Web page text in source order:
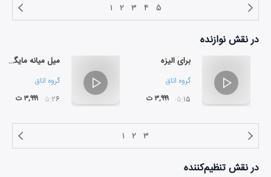
۱ ۲ ۳ ۴ ۵
در نقشنوازنده
برای الیزه
گروه اتاق
۰۵:۱۵ ۳,۹۹۹ ت
میل میانه مایگی
گروه اتاق
۰۵:۲۶ ۳,۹۹۹ ت
۱ ۲ ۳
در نقشتنظیم‌کننده